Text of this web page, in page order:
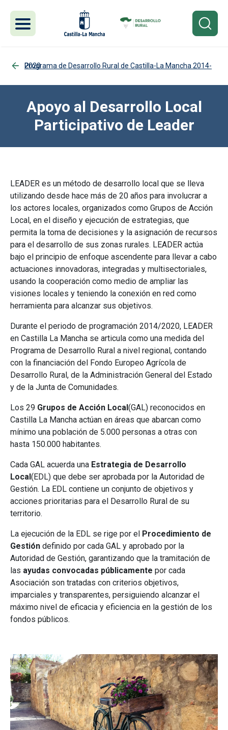
Programa de Desarrollo Rural de Castilla-La Mancha 2014-2020
Apoyo al Desarrollo Local
Participativo de Leader
LEADER es un método de desarrollo local que se lleva
utilizando desde hace más de 20 años para involucrar a
los actores locales, organizados como Grupos de Acción
Local, en el diseño y ejecución de estrategias, que
permita la toma de decisiones y la asignación de recursos
para el desarrollo de sus zonas rurales. LEADER actúa
bajo el principio de enfoque ascendente para llevar a cabo
actuaciones innovadoras, integradas y multisectoriales,
usando la cooperación como medio de ampliar las
visiones locales y teniendo la conexión en red como
herramienta para alcanzar sus objetivos.
Durante el periodo de programación 2014/2020, LEADER
en Castilla La Mancha se articula como una medida del
Programa de Desarrollo Rural a nivel regional, contando
con la financiación del Fondo Europeo Agrícola de
Desarrollo Rural, de la Administración General del Estado
y de la Junta de Comunidades.
Los 29 Grupos de Acción Local (GAL) reconocidos en
Castilla La Mancha actúan en áreas que abarcan como
mínimo una población de 5.000 personas a otras con
hasta 150.000 habitantes.
Cada GAL acuerda una Estrategia de Desarrollo
Local (EDL) que debe ser aprobada por la Autoridad de
Gestión. La EDL contiene un conjunto de objetivos y
acciones prioritarias para el Desarrollo Rural de su
territorio.
La ejecución de la EDL se rige por el Procedimiento de
Gestión definido por cada GAL y aprobado por la
Autoridad de Gestión, garantizando que la tramitación de
las ayudas convocadas públicamente por cada
Asociación son tratadas con criterios objetivos,
imparciales y transparentes, persiguiendo alcanzar el
máximo nivel de eficacia y eficiencia en la gestión de los
fondos públicos.